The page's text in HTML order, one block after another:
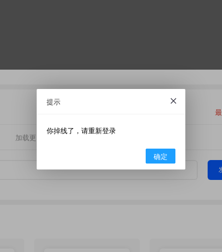
加载更多
提示
你掉线了，请重新登录
确定